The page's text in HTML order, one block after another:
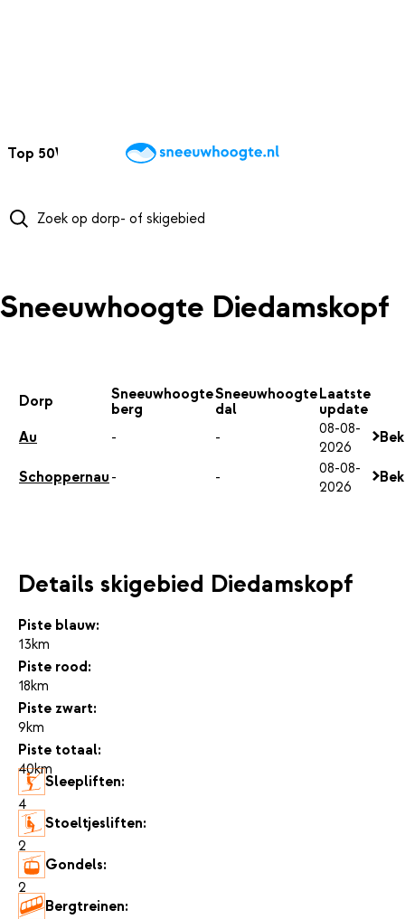
Top 50Webcams WintersportweerKaarten
Sneeuwhoogte Diedamskopf
Dorp
Sneeuwhoogte
berg
Sneeuwhoogte
dal
Laatste
update
Au
- -
08-08-
2026
Schoppernau - -
08-08-
2026
Details skigebied Diedamskopf
Piste blauw:
13km
Piste rood:
18km
Piste zwart:
9km
Piste totaal:
40km
Sleepliften:
4
Stoeltjesliften:
2
Gondels:
2
Bergtreinen: